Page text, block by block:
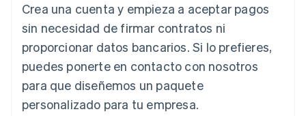
Crea una cuenta y empieza a aceptar pagos
sin necesidad de firmar contratos ni
proporcionar datos bancarios. Si lo prefieres,
puedes ponerte en contacto con nosotros
para que diseñemos un paquete
personalizado para tu empresa.
Italiano English
日本語English
Letonia
English
Liechtenstein
Deutsch English
Lituania